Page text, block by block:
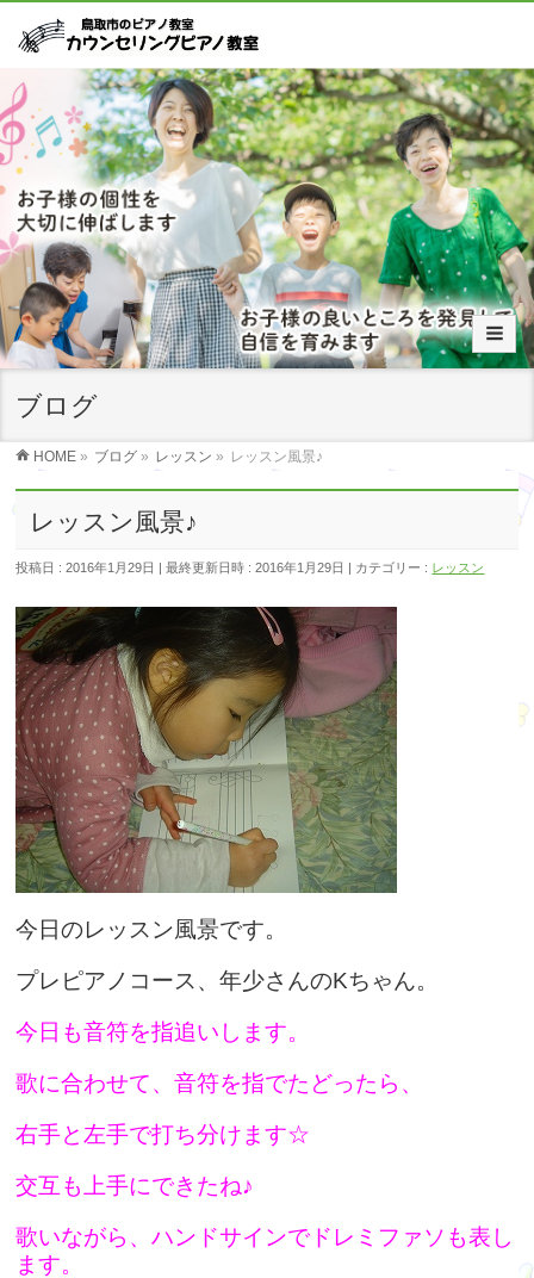
ブログ
HOME » ブログ » レッスン » レッスン風景♪
レッスン風景♪
投稿日 : 2016年1月29日 最終更新日時 : 2016年1月29日 カテゴリー : レッスン
今日のレッスン風景です。
プレピアノコース、年少さんのKちゃん。
今日も音符を指追いします。
歌に合わせて、音符を指でたどったら、
右手と左手で打ち分けます☆
交互も上手にできたね♪
歌いながら、ハンドサインでドレミファソも表し
ます。